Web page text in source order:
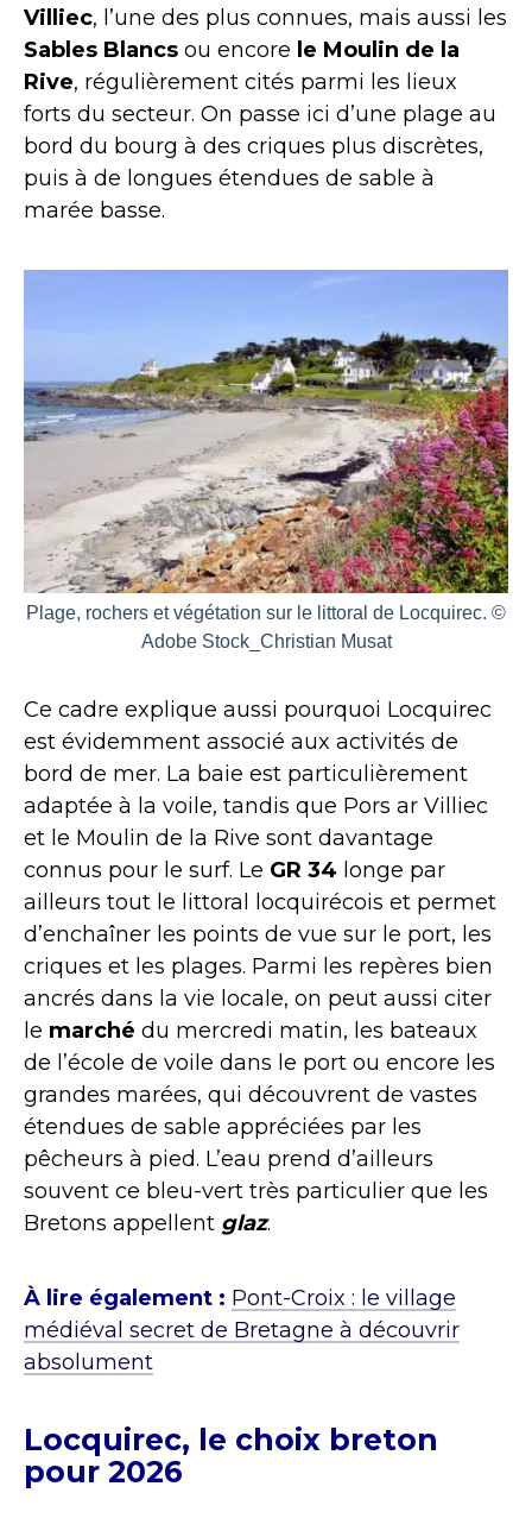
Villiec, l’une des plus connues, mais aussi les
Sables Blancs ou encore le Moulin de la
Rive, régulièrement cités parmi les lieux
forts du secteur. On passe ici d’une plage au
bord du bourg à des criques plus discrètes,
puis à de longues étendues de sable à
marée basse.
Plage, rochers et végétation sur le littoral de Locquirec. ©
Adobe Stock_Christian Musat
Ce cadre explique aussi pourquoi Locquirec
est évidemment associé aux activités de
bord de mer. La baie est particulièrement
adaptée à la voile, tandis que Pors ar Villiec
et le Moulin de la Rive sont davantage
connus pour le surf. Le GR 34 longe par
ailleurs tout le littoral locquirécois et permet
d’enchaîner les points de vue sur le port, les
criques et les plages. Parmi les repères bien
ancrés dans la vie locale, on peut aussi citer
le marché du mercredi matin, les bateaux
de l’école de voile dans le port ou encore les
grandes marées, qui découvrent de vastes
étendues de sable appréciées par les
pêcheurs à pied. L’eau prend d’ailleurs
souvent ce bleu-vert très particulier que les
Bretons appellent glaz.
À lire également : Pont-Croix : le village
médiéval secret de Bretagne à découvrir
absolument
Locquirec, le choix breton
pour 2026